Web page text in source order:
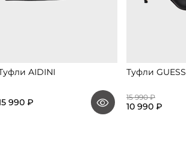
AIDINI
990 ₽
Туфли GUESS
15 990 ₽
10 990 ₽